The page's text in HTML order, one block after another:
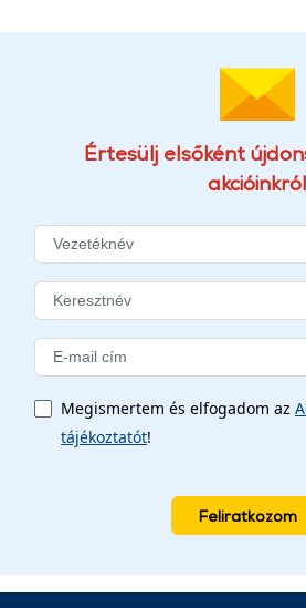
Értesülj elsőként
akcióinkról
Megismertem és elfogadom az
tájékoztatót!
Feliratkozom